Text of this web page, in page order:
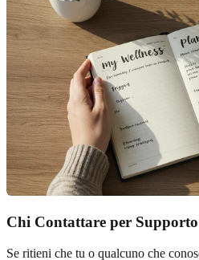
Chi Contattare per
Se ritieni che tu o qualcuno che